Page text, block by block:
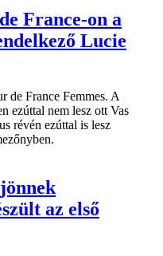
France-on a
Lucie
de France Femmes. A
ezúttal nem lesz ott Vas
révén ezúttal is lesz
az első